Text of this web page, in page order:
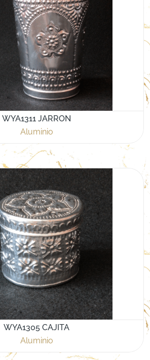
WYA1311 JARRON
Aluminio
WYA1305 CAJITA
Aluminio